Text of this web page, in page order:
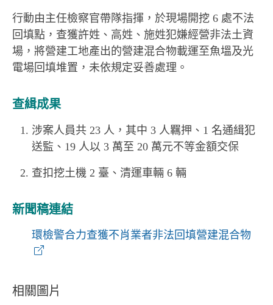
行動由主任檢察官帶隊指揮，於現場開挖 6 處不法
回填點，查獲許姓、高姓、施姓犯嫌經營非法土資
場，將營建工地產出的營建混合物載運至魚塭及光
電場回填堆置，未依規定妥善處理。
查緝成果
涉案人員共 23 人，其中 3 人羈押、1 名通緝犯
送監、19 人以 3 萬至 20 萬元不等金額交保
查扣挖土機 2 臺、清運車輛 6 輛
新聞稿連結
環檢警合力查獲不肖業者非法回填營建混合物
相關圖片